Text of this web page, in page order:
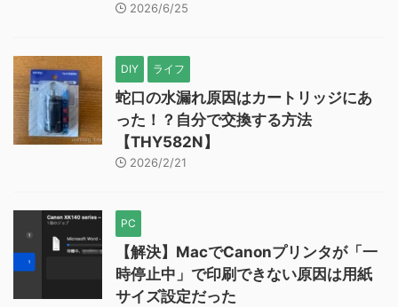
2026/6/25
DIY ライフ
蛇口の水漏れ原因はカートリッジにあ
った！？自分で交換する方法
【THY582N】
2026/2/21
PC
【解決】MacでCanonプリンタが「一
時停止中」で印刷できない原因は用紙
サイズ設定だった